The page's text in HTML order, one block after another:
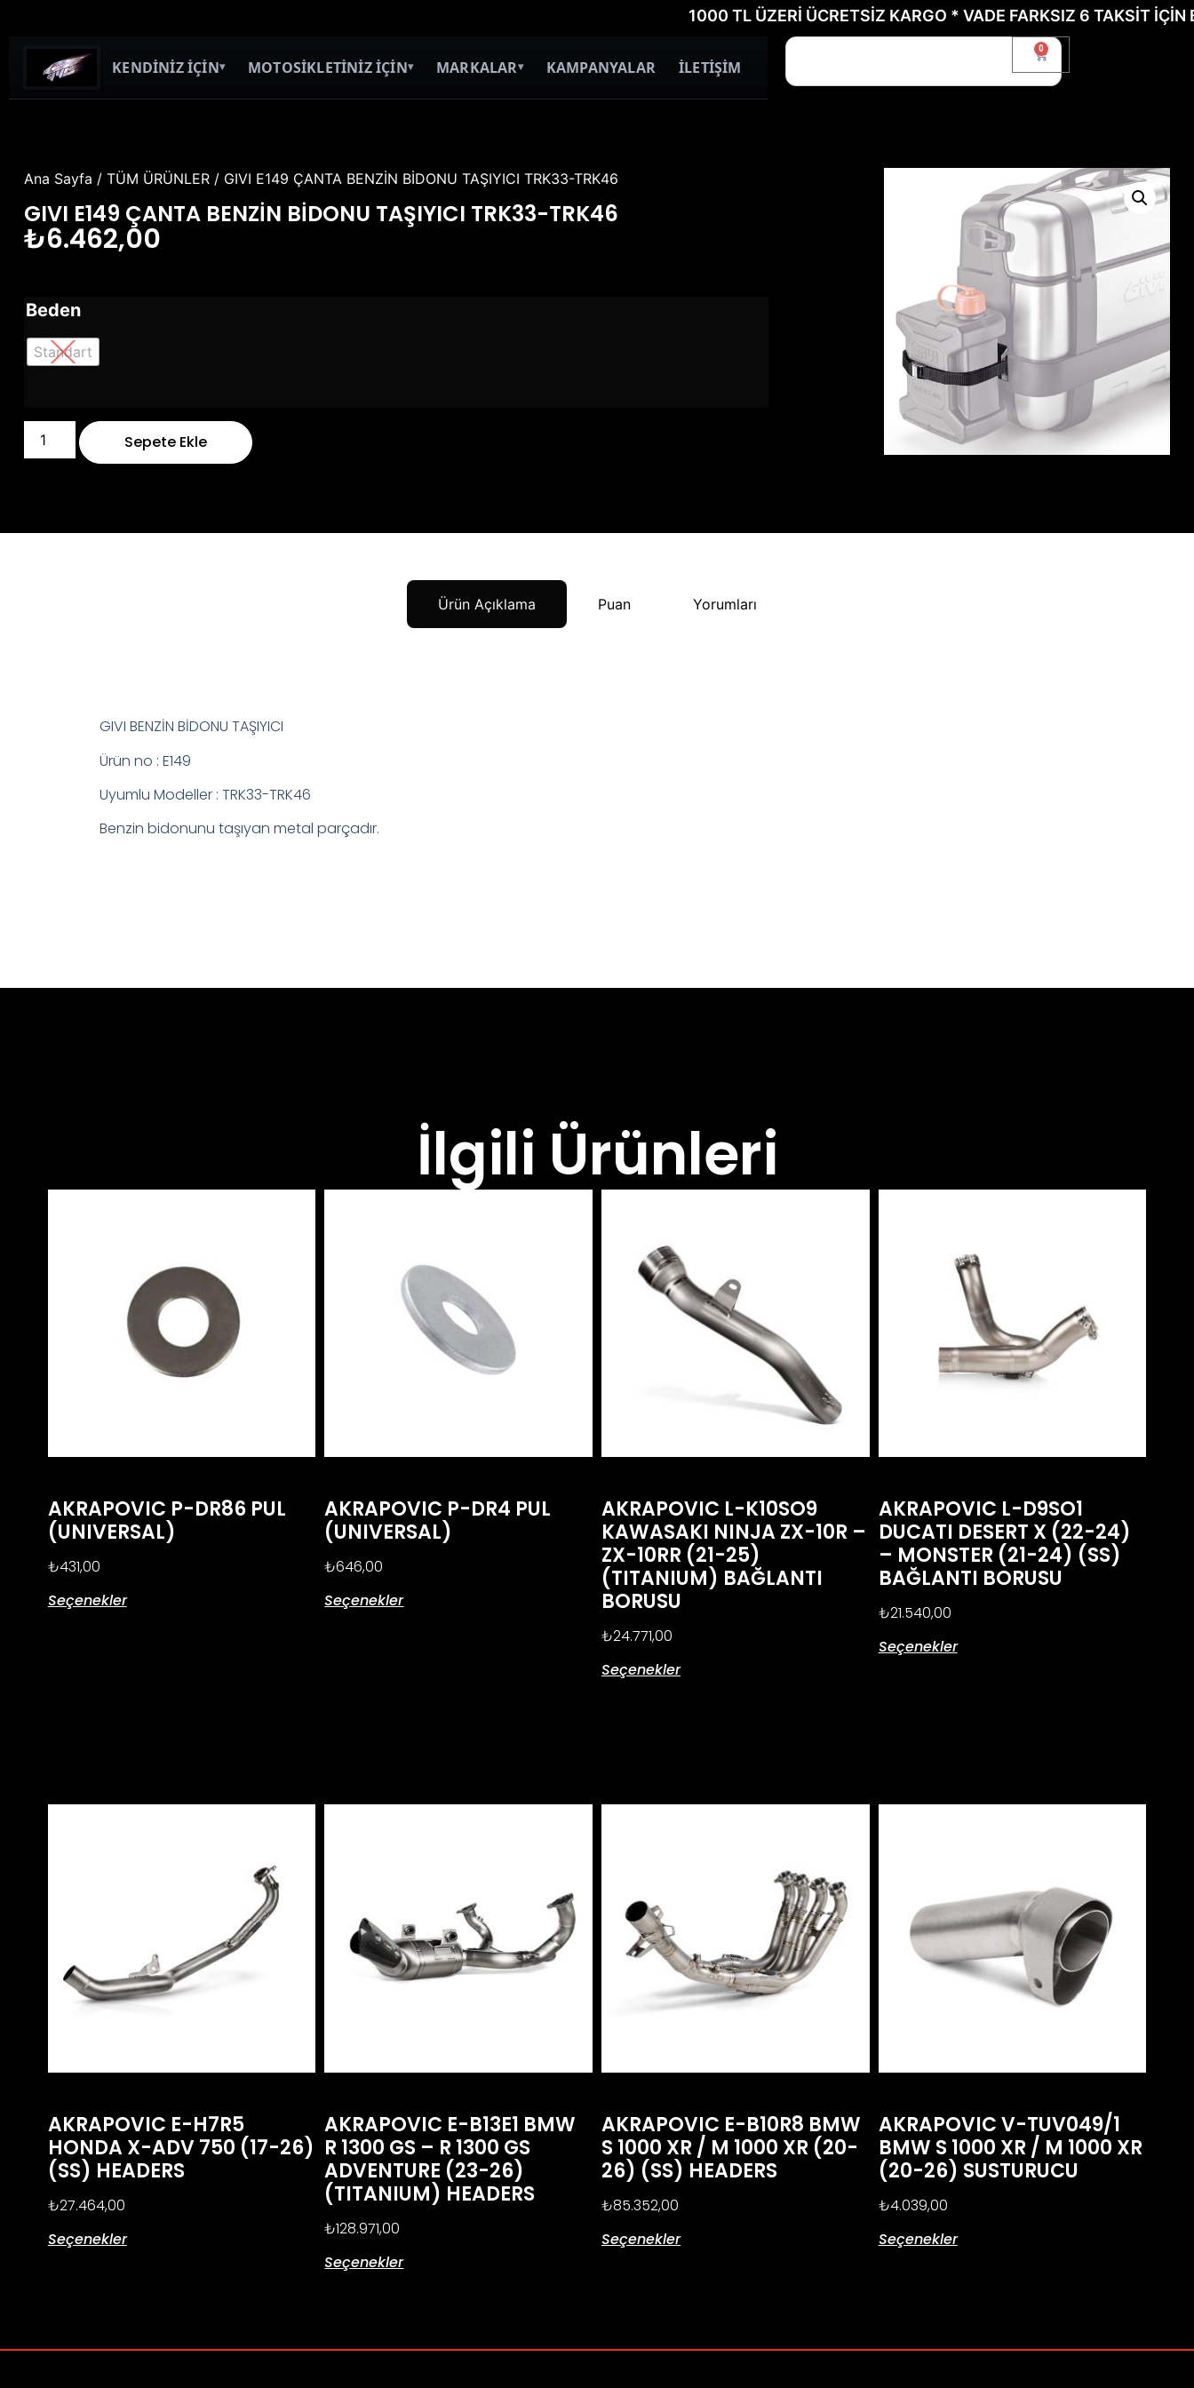
1000 TL ÜZERİ ÜCRETSİZ KARGO * VADE FARKSIZ 6 TAKSİT İÇİN BİZE
KENDİNİZ İÇİN▾ MOTOSİKLETİNİZ İÇİN▾ MARKALAR▾ KAMPANYALAR İLETİŞİM
0
Ana Sayfa / TÜM ÜRÜNLER/ GIVI E149 ÇANTA BENZİN BİDONU TAŞIYICI TRK33-TRK46
GIVI E149 ÇANTA BENZİN BİDONU TAŞIYICI TRK33-TRK46
₺6.462,00
Beden
Standart
Sepete Ekle
Ürün Açıklama Puan Yorumları
GIVI BENZİN BİDONU TAŞIYICI
Ürün no : E149
Uyumlu Modeller : TRK33-TRK46
Benzin bidonunu taşıyan metal parçadır.
İlgili Ürünleri
AKRAPOVIC P-DR86 PUL
(UNIVERSAL)
₺431,00
Seçenekler
AKRAPOVIC P-DR4 PUL
(UNIVERSAL)
₺646,00
Seçenekler
AKRAPOVIC L-K10SO9
KAWASAKI NINJA ZX-10R –
ZX-10RR (21-25)
(TITANIUM) BAĞLANTI
BORUSU
₺24.771,00
Seçenekler
AKRAPOVIC L-D9SO1
DUCATI DESERT X (22-24)
– MONSTER (21-24) (SS)
BAĞLANTI BORUSU
₺21.540,00
Seçenekler
AKRAPOVIC E-H7R5
HONDA X-ADV 750 (17-26)
(SS) HEADERS
₺27.464,00
Seçenekler
AKRAPOVIC E-B13E1 BMW
R 1300 GS – R 1300 GS
ADVENTURE (23-26)
(TITANIUM) HEADERS
₺128.971,00
Seçenekler
AKRAPOVIC E-B10R8 BMW
S 1000 XR / M 1000 XR (20-
26) (SS) HEADERS
₺85.352,00
Seçenekler
AKRAPOVIC V-TUV049/1
BMW S 1000 XR / M 1000 XR
(20-26) SUSTURUCU
₺4.039,00
Seçenekler